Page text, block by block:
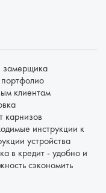
замерщика
клиентам
карнизов
инструкции к
устройства
в кредит - удобно и
сэкономить